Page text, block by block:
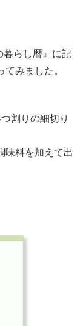
暮らし暦』に記
てみました。
割りの細切り
味料を加えて出